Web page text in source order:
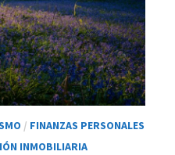
/ FINANZAS PERSONALES
INMOBILIARIA